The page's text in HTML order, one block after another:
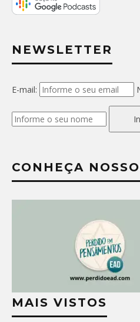
NEWSLETTER
E-mail:
CONHEÇA
MAIS VISTOS